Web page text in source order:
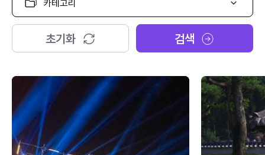
고
리
택
초기화 검색